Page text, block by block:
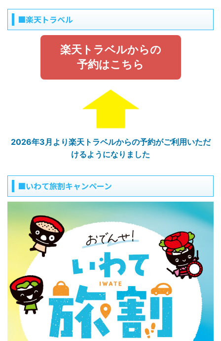
■楽天トラベル
楽天トラベルからの
予約はこちら
2026年3月より楽天トラベルからの予約がご利用いただ
けるようになりました
■いわて旅割キャンペーン